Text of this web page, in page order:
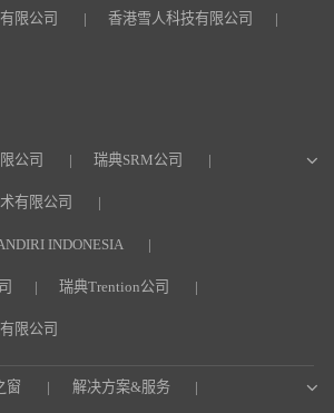
限公司 香港雪人科技有限公司
公司 瑞典SRM公司
有限公司
INDONESIA
瑞典Trention公司
限公司
窗 解决方案&服务